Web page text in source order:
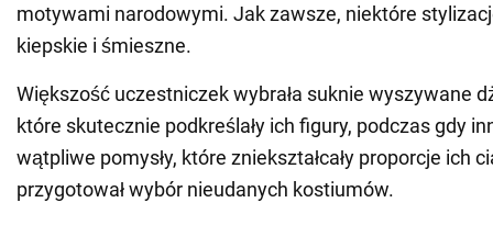
motywami narodowymi. Jak zawsze, niektóre
kiepskie i śmieszne.
Większość uczestniczek wybrała suknie wyszywane
które skutecznie podkreślały ich figury, podczas gdy
wątpliwe pomysły, które zniekształcały proporcje ich
przygotował wybór nieudanych kostiumów.